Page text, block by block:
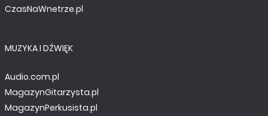
CzasNaWnetrze.pl
MUZYKA I DŹWIĘK
Audio.com.pl
MagazynGitarzysta.pl
MagazynPerkusista.pl